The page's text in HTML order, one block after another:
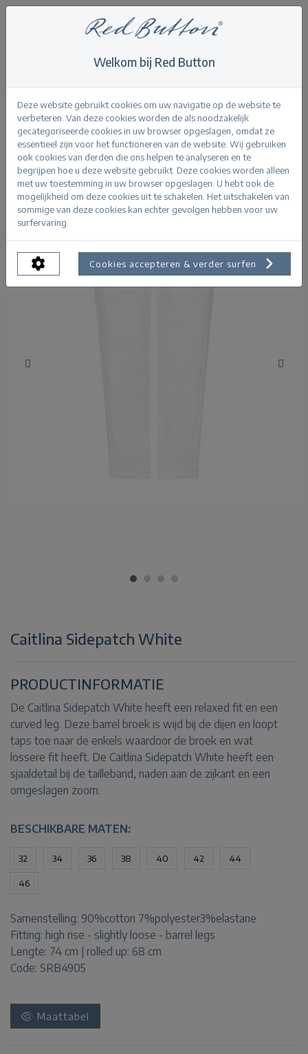
Caitlina Sidepatch White
Terug
Caitlina Sidepatch White
PRODUCTINFORMATIE
De Caitlina Sidepatch White heeft een relaxed fit en een
curved leg. Deze barrel broek is wijd bij de dijen en loopt
taps toe naar de enkels waardoor de broek en wat
lossere fit heeft. De Caitlina Sidepatch White heeft een
sjaaldetail bij de tailleband, naden aan de zijkant en een
omgeslagen zoom.
BESCHIKBARE MATEN:
32 34 36 38 40 42 44
46
Samenstelling: 90%cotton 7%polyester3%elastane
Fitting: high rise - slightly loose - barrel legs
Lengte: 74 cm | rolled up: 68 cm
Code: SRB4905
Maattabel
Welkom bij Red Button
Deze website gebruikt cookies om uw navigatie op de website te
verbeteren. Van deze cookies worden de als noodzakelijk
gecategoriseerde cookies in uw browser opgeslagen, omdat ze
essentieel zijn voor het functioneren van de website. Wij gebruiken
ook cookies van derden die ons helpen te analyseren en te
begrijpen hoe u deze website gebruikt. Deze cookies worden alleen
met uw toestemming in uw browser opgeslagen. U hebt ook de
mogelijkheid om deze cookies uit te schakelen. Het uitschakelen van
sommige van deze cookies kan echter gevolgen hebben voor uw
surfervaring.
Cookies accepteren & verder surfen